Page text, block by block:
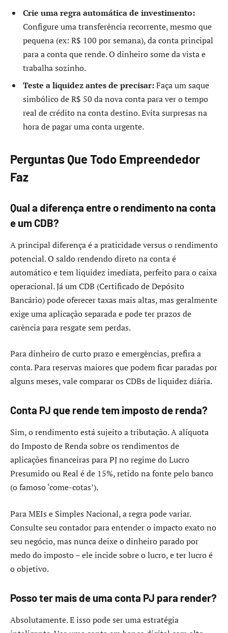
Crie uma regra automática de investimento:
Configure uma transferência recorrente, mesmo que
pequena (ex: R$ 100 por semana), da conta principal
para a conta que rende. O dinheiro some da vista e
trabalha sozinho.
Teste a liquidez antes de precisar:Faça um saque
simbólico de R$ 50 da nova conta para ver o tempo
real de crédito na conta destino. Evita surpresas na
hora de pagar uma conta urgente.
Perguntas Que Todo Empreendedor
Faz
Qual a diferença entre o rendimento na conta
e um CDB?
A principal diferença é a praticidade versus o rendimento
potencial. O saldo rendendo direto na conta é
automático e tem liquidez imediata, perfeito para o caixa
operacional. Já um CDB (Certificado de Depósito
Bancário) pode oferecer taxas mais altas, mas geralmente
exige uma aplicação separada e pode ter prazos de
carência para resgate sem perdas.
Para dinheiro de curto prazo e emergências, prefira a
conta. Para reservas maiores que podem ficar paradas por
alguns meses, vale comparar os CDBs de liquidez diária.
Conta PJ que rende tem imposto de renda?
Sim, o rendimento está sujeito a tributação. A alíquota
do Imposto de Renda sobre os rendimentos de
aplicações financeiras para PJ no regime do Lucro
Presumido ou Real é de 15%, retido na fonte pelo banco
(o famoso ‘come-cotas’).
Para MEIs e Simples Nacional, a regra pode variar.
Consulte seu contador para entender o impacto exato no
seu negócio, mas nunca deixe o dinheiro parado por
medo do imposto – ele incide sobre o lucro, e ter lucro é
o objetivo.
Posso ter mais de uma conta PJ para render?
Absolutamente. E isso pode ser uma estratégia